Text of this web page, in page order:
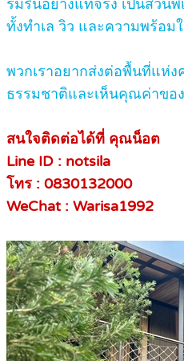
ร่มรื่นอย่างแท้จริง เป็นสวน
ทั้งทำเล วิว และความพร้อม
พวกเราอยากส่งต่อพื้นที่แห่
ธรรมชาติและเห็นคุณค่าขอ
สนใจติดต่อได้ที่ คุณน็อต
Line ID : notsila
โทร : 0830132000
WeChat : Warisa1992